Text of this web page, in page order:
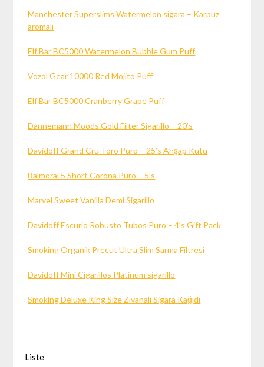
Manchester Superslims Watermelon sigara – Karpuz
aromalı
Elf Bar BC5000 Watermelon Bubble Gum Puff
Vozol Gear 10000 Red Mojito Puff
Elf Bar BC5000 Cranberry Grape Puff
Dannemann Moods Gold Filter Sigarillo – 20’s
Davidoff Grand Cru Toro Puro – 25’s Ahşap Kutu
Balmoral 5 Short Corona Puro – 5’s
Marvel Sweet Vanilla Demi Sigarillo
Davidoff Escurio Robusto Tubos Puro – 4’s Gift Pack
Smoking Organik Precut Ultra Slim Sarma Filtresi
Davidoff Mini Cigarillos Platinum sigarillo
Smoking Deluxe King Size Zıvanalı Sigara Kağıdı
Liste